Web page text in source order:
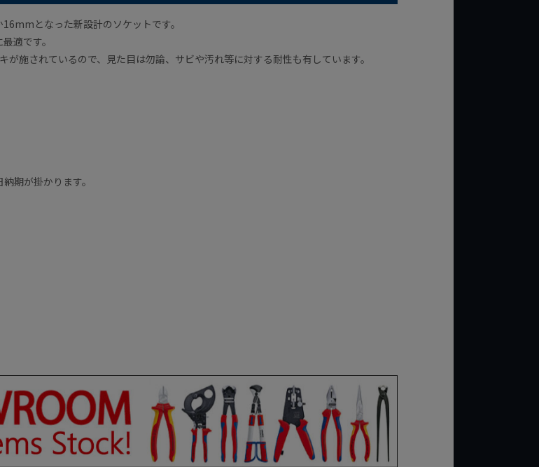
となった新設計のソケットです。
適です。
施されているので、見た目は勿論、サビや汚れ等に対する耐性も有しています。
期が掛かります。